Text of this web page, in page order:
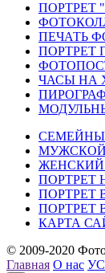
ПОРТРЕТ
ПЕЧАТЬ
ПОРТРЕТ
ЧАСЫ НА
ЖЕНСКИЙ
ПОРТРЕТ
ПОРТРЕТ
ПОРТРЕТ
КАРТА
© 2009-2020
Главная О нас